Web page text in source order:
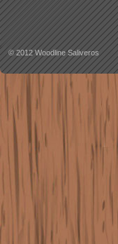
© 2012Woodline Saliveros